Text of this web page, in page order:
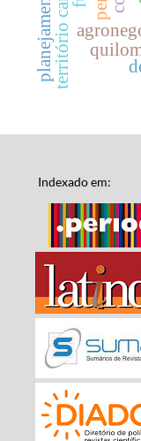
Indexado em: